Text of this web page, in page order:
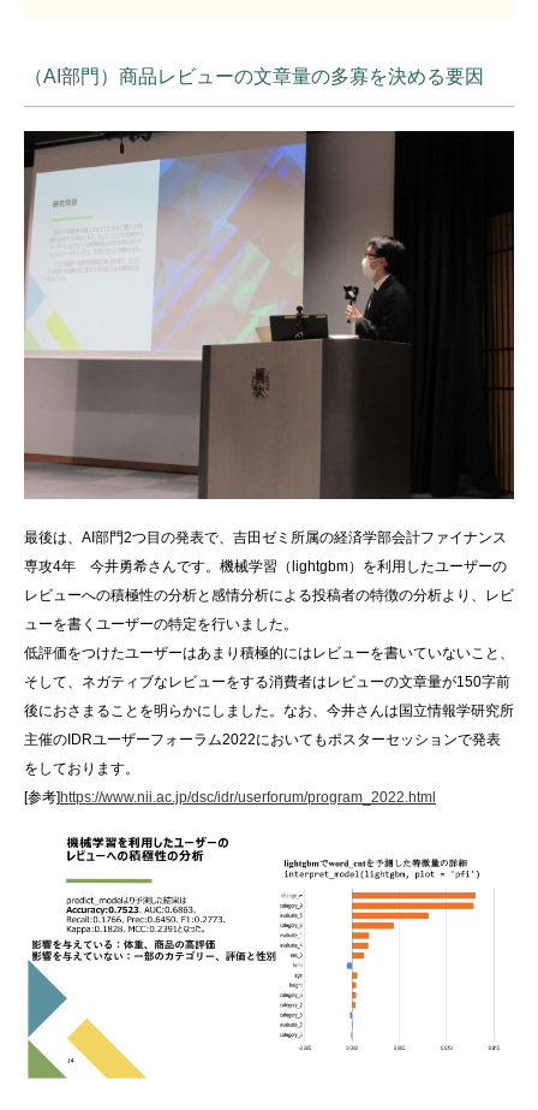
（AI部門）商品レビューの文章量の多寡を決める要因
最後は、AI部門2つ目の発表で、吉田ゼミ所属の経済学部会計ファイナンス
専攻4年 今井勇希さんです。機械学習（lightgbm）を利用したユーザーの
レビューへの積極性の分析と感情分析による投稿者の特徴の分析より、レビ
ューを書くユーザーの特定を行いました。
低評価をつけたユーザーはあまり積極的にはレビューを書いていないこと、
そして、ネガティブなレビューをする消費者はレビューの文章量が150字前
後におさまることを明らかにしました。なお、今井さんは国立情報学研究所
主催のIDRユーザーフォーラム2022においてもポスターセッションで発表
をしております。
[参考]https://www.nii.ac.jp/dsc/idr/userforum/program_2022.html